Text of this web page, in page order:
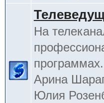
На
Арина
Юлия